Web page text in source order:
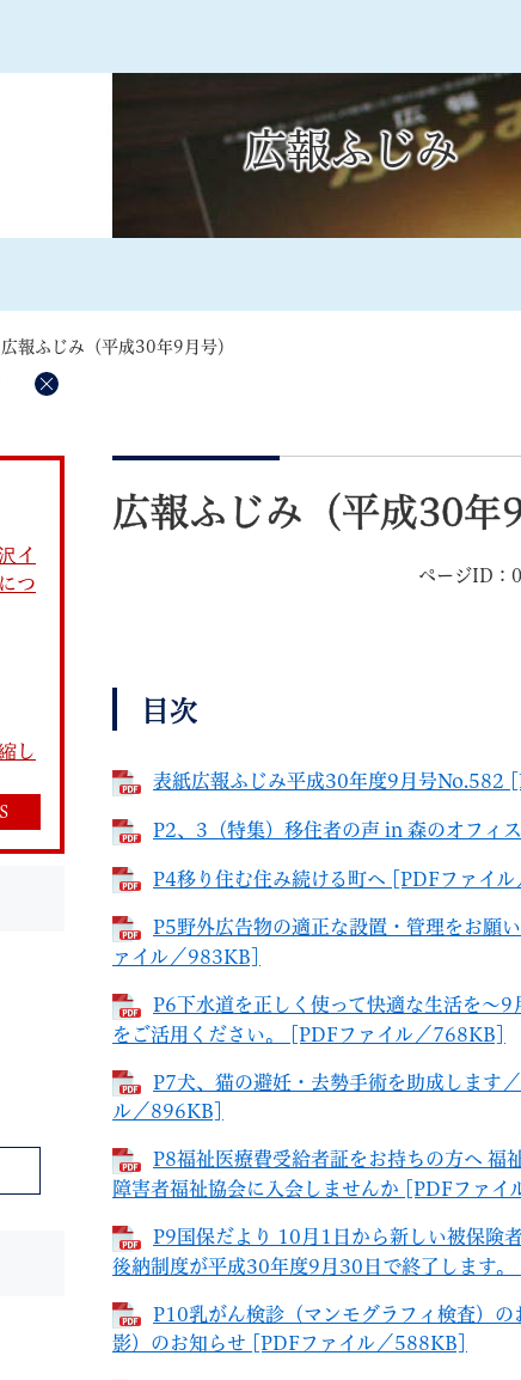
すべて ページ PDF 記事ID検
特別定額給付金
町づくり
文字サイズ
広報ふじみ
広報ふじみ（平成30年9月号）
削
文
広報ふじみ（平成30年9
ページID：
目次
表紙広報ふじみ平成30年度9月号No.582
P2、3（特集）移住者の声 in 森のオフィ
P4移り住む住み続ける町へ [PDFファイル
P5野外広告物の適正な設置・管理をお願
ァイル／983KB]
P6下水道を正しく使って快適な生活を～
をご活用ください。 [PDFファイル／768KB]
P7犬、猫の避妊・去勢手術を助成します
ル／896KB]
P8福祉医療費受給者証をお持ちの方へ 福
障害者福祉協会に入会しませんか [PDFファイ
P9国保だより 10月1日から新しい被保険
後納制度が平成30年度9月30日で終了します
P10乳がん検診（マンモグラフィ検査）
影）のお知らせ [PDFファイル／588KB]
イ
つ
し